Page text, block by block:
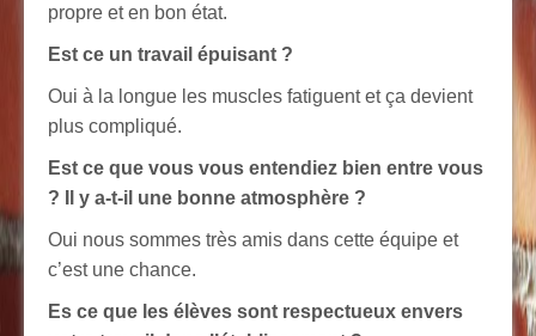
propre et en bon état.
Est ce un travail épuisant ?
Oui à la longue les muscles fatiguent et ça devient
plus compliqué.
Est ce que vous vous entendiez bien entre vous
? Il y a-t-il une bonne atmosphère ?
Oui nous sommes très amis dans cette équipe et
c’est une chance.
Es ce que les élèves sont respectueux envers